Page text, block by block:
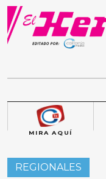
Skip
content
MIRA AQUÍ
REGIONALES